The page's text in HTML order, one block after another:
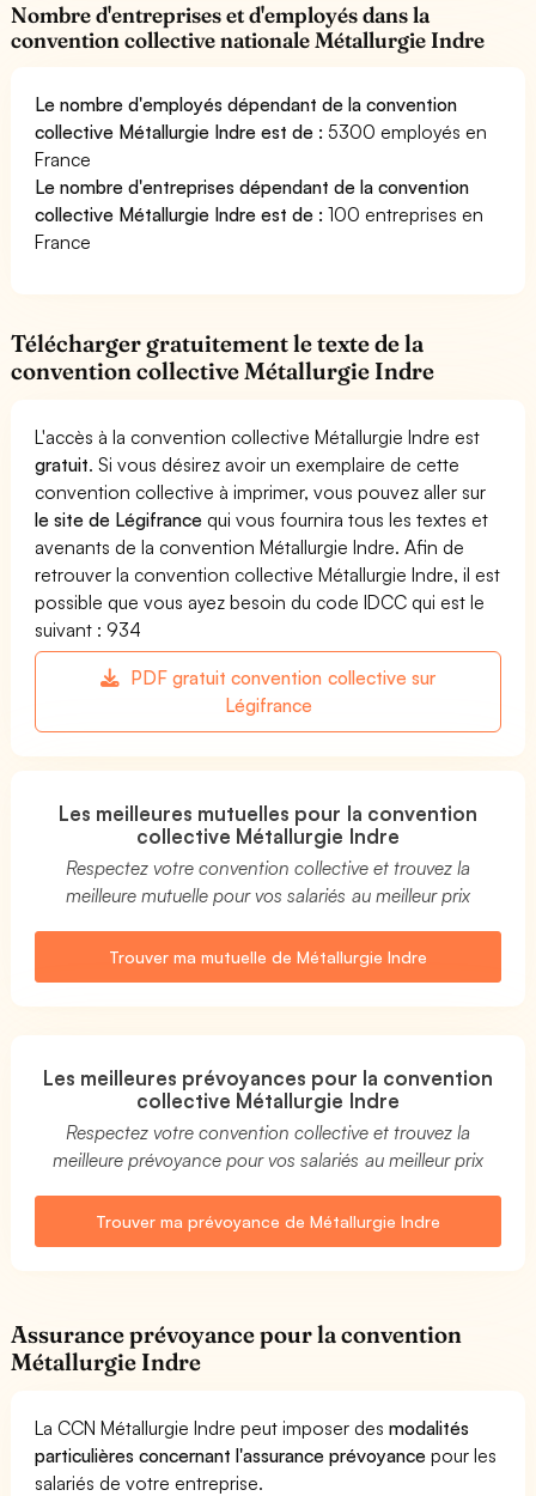
Nombre d'entreprises et d'employés dans la
convention collective nationale Métallurgie Indre
Le nombre d'employés dépendant de la convention
collective Métallurgie Indre est de : 5300 employés en
France
Le nombre d'entreprises dépendant de la convention
collective Métallurgie Indre est de :100 entreprises en
France
Télécharger gratuitement le texte de la
convention collective Métallurgie Indre
L'accès à la convention collective Métallurgie Indre est
gratuit. Si vous désirez avoir un exemplaire de cette
convention collective à imprimer, vous pouvez aller sur
le site de Légifrance qui vous fournira tous les textes et
avenants de la convention Métallurgie Indre. Afin de
retrouver la convention collective Métallurgie Indre, il est
possible que vous ayez besoin du code IDCC qui est le
suivant : 934
PDF gratuit convention collective sur
Légifrance
Les meilleures mutuelles pour la convention
collective Métallurgie Indre
Respectez votre convention collective et trouvez la
meilleure mutuelle pour vos salariés au meilleur prix
Trouver ma mutuelle de Métallurgie Indre
Les meilleures prévoyances pour la convention
collective Métallurgie Indre
Respectez votre convention collective et trouvez la
meilleure prévoyance pour vos salariés au meilleur prix
Trouver ma prévoyance de Métallurgie Indre
Assurance prévoyance pour la convention
Métallurgie Indre
La CCN Métallurgie Indre peut imposer desmodalités
particulières concernant l'assurance prévoyance pour les
salariés de votre entreprise.